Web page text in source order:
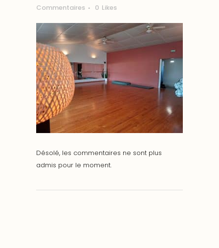
Commentaires
0 Likes
Désolé, les commentaires ne sont plus
admis pour le moment.